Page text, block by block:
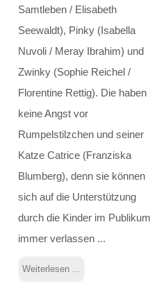
Cafeteria
Schulbibliothek
Projekte
Medienscouts
Frankreich - Pont-à-Mousson
Samtleben / Elisabeth
Seewaldt), Pinky (Isabella
Nuvoli / Meray Ibrahim) und
Zwinky (Sophie Reichel /
Florentine Rettig). Die haben
keine Angst vor
Rumpelstilzchen und seiner
Katze Catrice (Franziska
Blumberg), denn sie können
sich auf die Unterstützung
durch die Kinder im Publikum
immer verlassen ...
Weiterlesen ...